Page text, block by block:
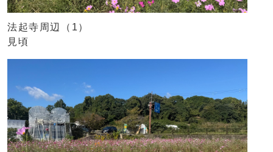
法起寺周辺（1）
見頃